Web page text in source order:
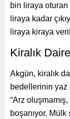
bin liraya oturan
liraya kadar
liraya kiraya
Kiralık
Akgün, kiralık
bedellerinin yaz
“Arz
boşanıyor.